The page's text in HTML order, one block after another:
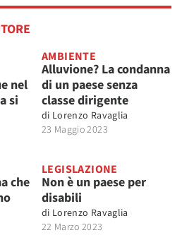
nel
si
AMBIENTE
Alluvione? La condanna
di un paese senza
classe dirigente
di Lorenzo Ravaglia
23 Maggio 2023
che
LEGISLAZIONE
Non è un paese per
disabili
di Lorenzo Ravaglia
22 Marzo 2023